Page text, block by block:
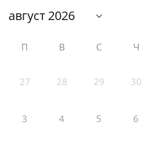
П В С Ч
27 28 29 30
3 4 5 6